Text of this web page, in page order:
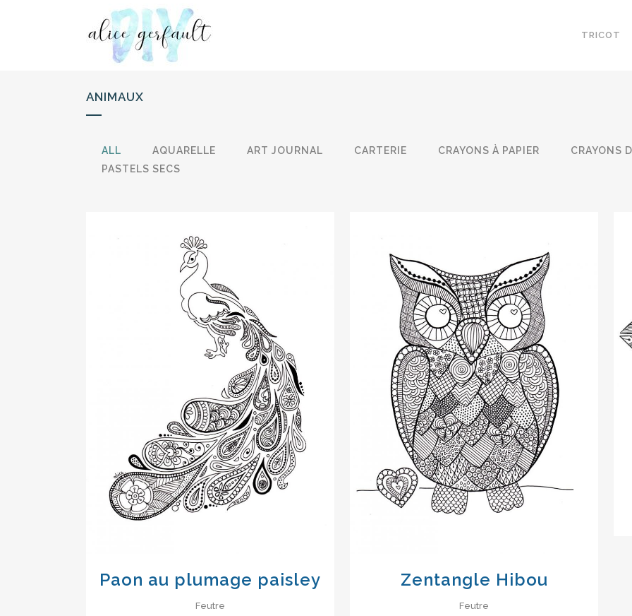
TRICOT
ANIMAUX
ALL AQUARELLE ART JOURNAL CARTERIE CRAYONS À PAPIER
CRAYONS
PASTELS SECS
Paon au plumage paisley
Feutre
VIEW
Zentangle Hibou
Feutre